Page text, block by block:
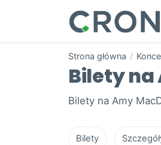
Strona główna /
Bilety na
Bilety na Amy
Bilety